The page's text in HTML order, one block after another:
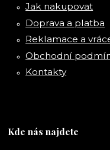
Jak nakupovat
Doprava a platba
Reklamace a
Obchodní
Kontakty
Kde nás najdete